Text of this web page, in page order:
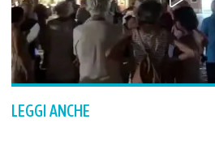
LEGGI ANCHE